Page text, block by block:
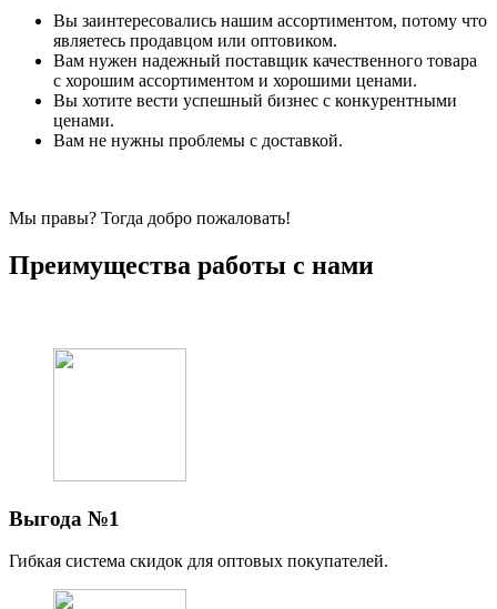
Вы заинтересовались нашим ассортиментом, потому что
являетесь продавцом или оптовиком.
Вам нужен надежный поставщик качественного товара
с хорошим ассортиментом и хорошими ценами.
Вы хотите вести успешный бизнес с конкурентными
ценами.
Вам не нужны проблемы с доставкой.
Мы правы? Тогда добро пожаловать!
Преимущества работы с нами
Выгода №1
Гибкая система скидок для оптовых покупателей.